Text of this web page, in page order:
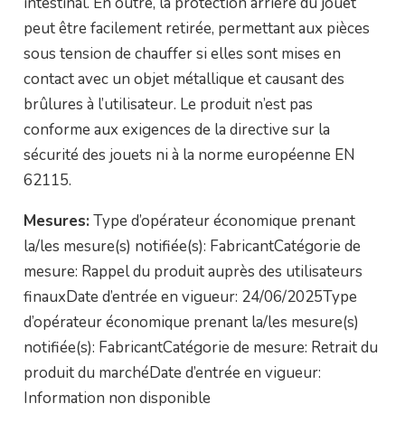
peut être facilement retirée, permettant aux pièces
sous tension de chauffer si elles sont mises en
contact avec un objet métallique et causant des
brûlures à l’utilisateur. Le produit n’est pas
conforme aux exigences de la directive sur la
sécurité des jouets ni à la norme européenne EN
62115.
Mesures: Type d’opérateur économique prenant
la/les mesure(s) notifiée(s): FabricantCatégorie de
mesure: Rappel du produit auprès des utilisateurs
finauxDate d’entrée en vigueur: 24/06/2025Type
d’opérateur économique prenant la/les mesure(s)
notifiée(s): FabricantCatégorie de mesure: Retrait du
produit du marchéDate d’entrée en vigueur:
Information non disponible